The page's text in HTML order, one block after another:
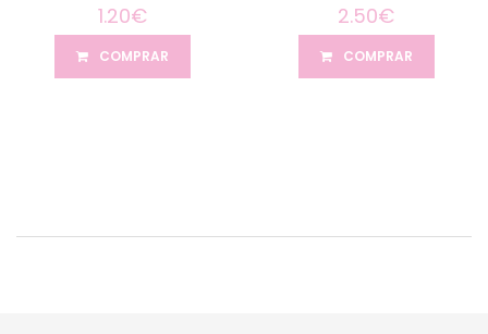
1.20€
COMPRAR
2.50€
COMPRAR